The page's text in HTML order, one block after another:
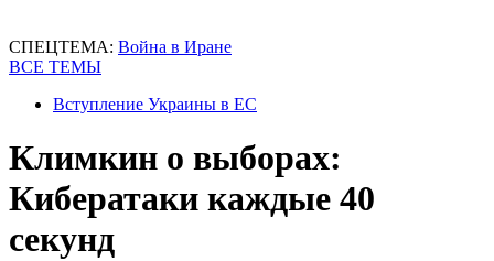
СПЕЦТЕМА: Война в Иране
ВСЕ ТЕМЫ
Вступление Украины в ЕС
Климкин о выборах:
Кибератаки каждые 40
секунд